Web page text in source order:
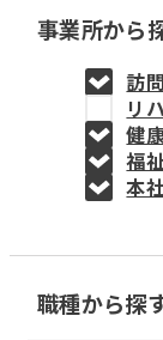
教育事
姫路
姫路
採用情報
事業所から
訪
リ
健
福
本
職種から探